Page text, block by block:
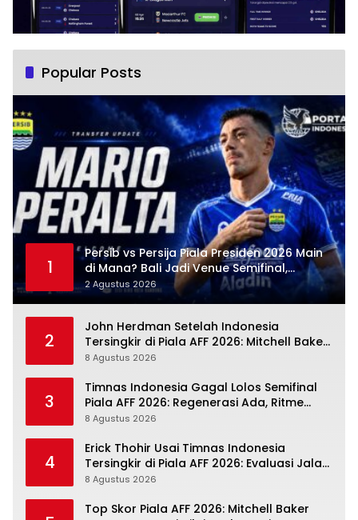
Popular Posts
1
Persib vs Persija Piala Presiden 2026 Main
di Mana? Bali Jadi Venue Semifinal,
Ritmenya Beda
2 Agustus 2026
2
John Herdman Setelah Indonesia
Tersingkir di Piala AFF 2026: Mitchell Baker
Tumbuh, Adaptasi ASEAN Belum Tuntas
8 Agustus 2026
3
Timnas Indonesia Gagal Lolos Semifinal
Piala AFF 2026: Regenerasi Ada, Ritme
Kompetisi Masih Harus Mengejar
8 Agustus 2026
4
Erick Thohir Usai Timnas Indonesia
Tersingkir di Piala AFF 2026: Evaluasi Jalan,
Agenda Berikutnya Sudah Dekat
8 Agustus 2026
Top Skor Piala AFF 2026: Mitchell Baker